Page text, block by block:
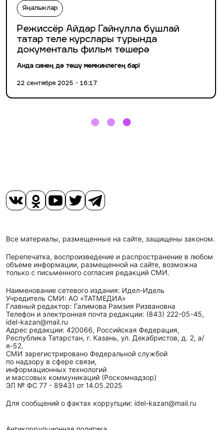
Яңалыклар
Режиссёр Айдар Гайнулла бушлай
татар теле курслары турында
документаль фильм төшерә
Анда синең дә төшү мөмкинлегең бар!
22 сентября 2025 - 16:17
Все материалы, размещенные на сайте, защищены законом.
Перепечатка, воспроизведение и распространение в любом
объеме информации, размещенной на сайте, возможна
только с письменного согласия редакций СМИ.
Наименование сетевого издания: Идел-Идель
Учредитель СМИ: АО «ТАТМЕДИА»
Главный редактор: Галимова Рамзия Ризвановна
Телефон и электронная почта редакции: (843) 222-05-45,
idel-kazan@mail.ru
Адрес редакции: 420066, Российская Федерация,
Республика Татарстан, г. Казань, ул. Декабристов, д. 2, а/
я-52.
СМИ зарегистрировано Федеральной службой
по надзору в сфере связи,
информационных технологий
и массовых коммуникаций (Роскомнадзор)
ЭЛ № ФС 77 - 89431 от 14.05.2025
Для сообщений о фактах коррупции: idel-kazan@mail.ru